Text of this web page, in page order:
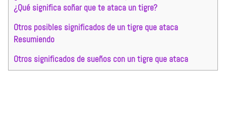
¿Qué significa soñar que te ataca un tigre?
Otros posibles significados de un tigre que ataca
Resumiendo
Otros significados de sueños con un tigre que ataca